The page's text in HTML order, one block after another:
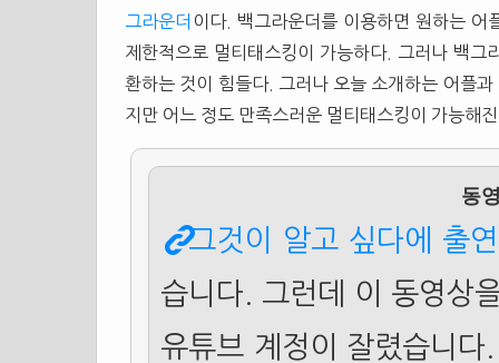
그라운더 이다. 백그라운더를 이용하면 원하는 어
제한적으로 멀티태스킹이 가능하다. 그러나 백
환하는 것이 힘들다. 그러나 오늘 소개하는 어플
지만 어느 정도 만족스러운 멀티태스킹이 가능해
동
그것이 알고 싶다에 출연
습니다. 그런데 이 동영상
유튜브 계정이 잘렸습니